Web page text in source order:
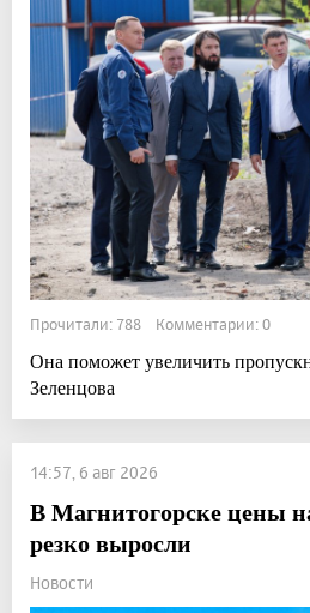
Прочитали: 788 Комментарии: 0
Она поможет увеличить
Зеленцова
14:57, 6 авг 2026
В Магнитогорске цены
резко выросли
Новости